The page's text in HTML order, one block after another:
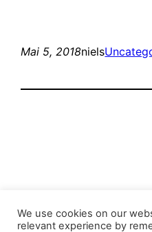
Mai 5, 2018niels
We use cookies on our
relevant experience by